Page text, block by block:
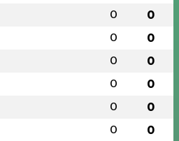
0 0
0 0
0 0
0 0
0 0
0 0